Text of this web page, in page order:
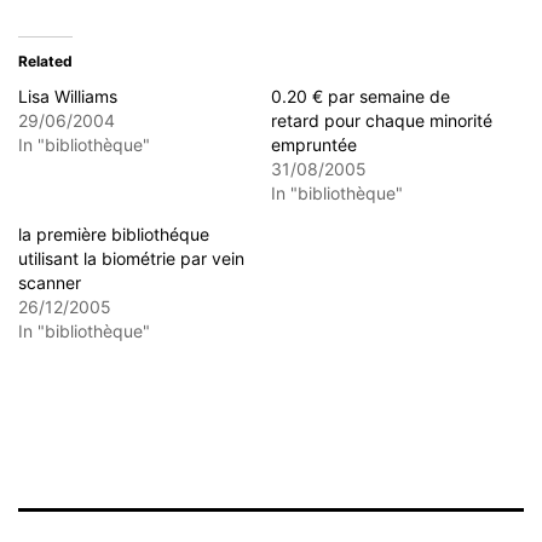
Related
Lisa Williams
29/06/2004
In "bibliothèque"
0.20 € par semaine de
retard pour chaque minorité
empruntée
31/08/2005
In "bibliothèque"
la première bibliothéque
utilisant la biométrie par vein
scanner
26/12/2005
In "bibliothèque"